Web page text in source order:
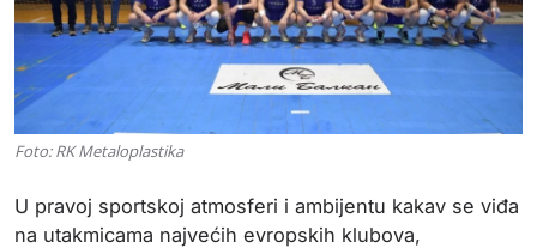
Foto: RK Metaloplastika
U pravoj sportskoj atmosferi i ambijentu kakav se viđa
na utakmicama najvećih evropskih klubova,